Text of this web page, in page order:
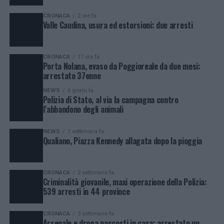
CRONACA 2 ore fa
Valle Caudina, usura ed estorsioni: due arresti
CRONACA 17 ore fa
Porta Nolana, evaso da Poggioreale da due mesi:
arrestato 37enne
NEWS 6 giorni fa
Polizia di Stato, al via la campagna contro
l’abbandono degli animali
NEWS 1 settimana fa
Qualiano, Piazza Kennedy allagata dopo la pioggia
CRONACA 2 settimane fa
Criminalità giovanile, maxi operazione della Polizia:
539 arresti in 44 province
CRONACA 3 settimane fa